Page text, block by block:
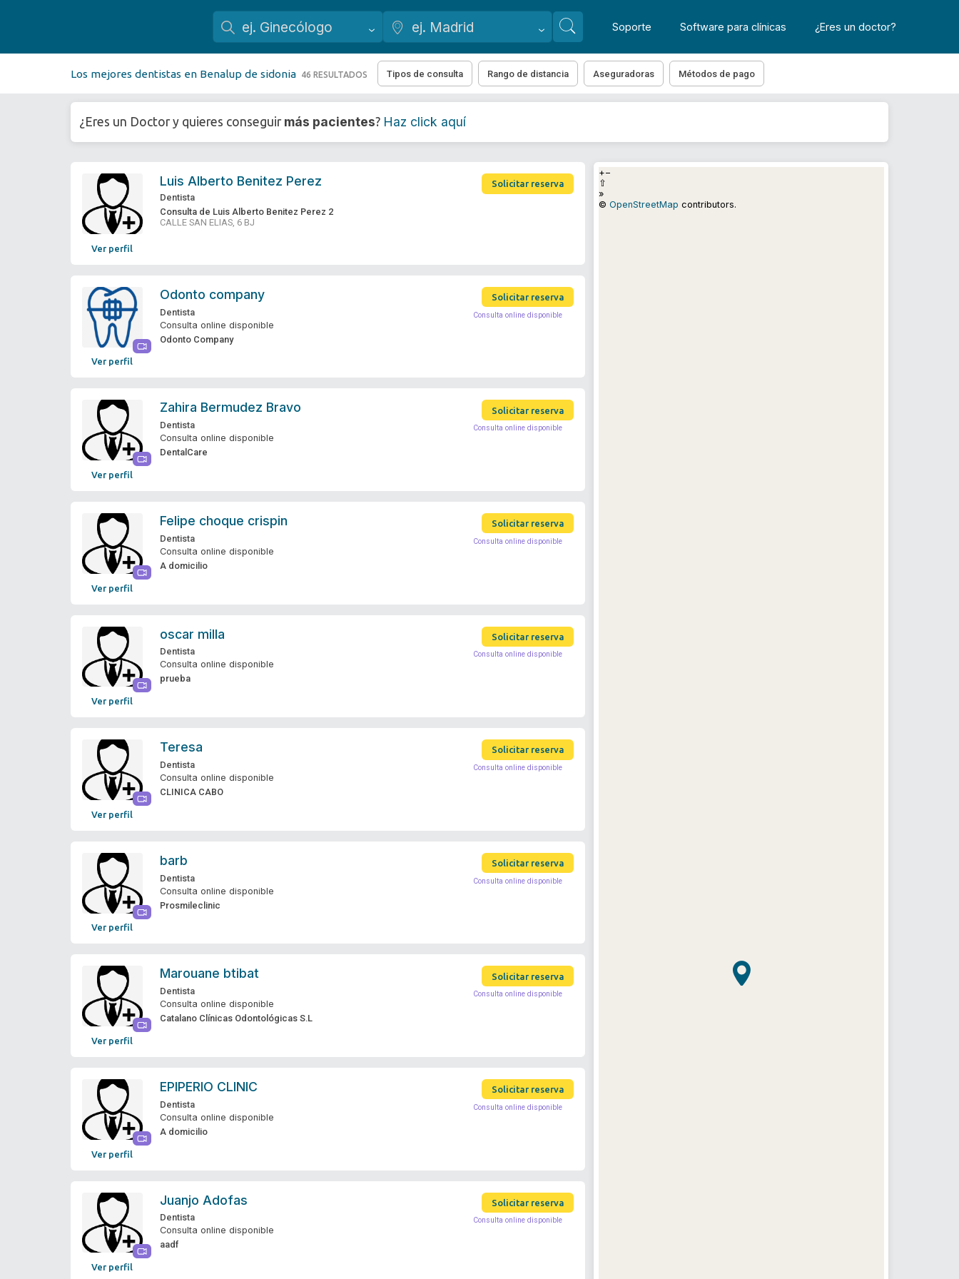
Soporte Software para clínicas ¿Eres un doctor?
Los mejores dentistas en Benalup de sidonia 46 RESULTADOS Tipos de consulta Rango de distancia Aseguradoras Métodos de pago
¿Eres un Doctor y quieres conseguir más pacientes? Haz click aquí
Ver perfil
Luis Alberto Benitez Perez Solicitar reserva
Dentista
Consulta de Luis Alberto Benitez Perez 2
CALLE SAN ELIAS, 6 BJ
Ver perfil
Odonto company Solicitar reserva
Dentista Consulta online disponible
Consulta online disponible
Odonto Company
Ver perfil
Zahira Bermudez Bravo Solicitar reserva
Dentista Consulta online disponible
Consulta online disponible
DentalCare
Ver perfil
Felipe choque crispin Solicitar reserva
Dentista Consulta online disponible
Consulta online disponible
A domicilio
Ver perfil
oscar milla Solicitar reserva
Dentista Consulta online disponible
Consulta online disponible
prueba
Ver perfil
Teresa Solicitar reserva
Dentista Consulta online disponible
Consulta online disponible
CLINICA CABO
Ver perfil
barb Solicitar reserva
Dentista Consulta online disponible
Consulta online disponible
Prosmileclinic
Ver perfil
Marouane btibat Solicitar reserva
Dentista Consulta online disponible
Consulta online disponible
Catalano Clínicas Odontológicas S.L
Ver perfil
EPIPERIO CLINIC Solicitar reserva
Dentista Consulta online disponible
Consulta online disponible
A domicilio
Ver perfil
Juanjo Adofas Solicitar reserva
Dentista Consulta online disponible
Consulta online disponible
aadf
+−
⇧
»
© OpenStreetMap contributors.